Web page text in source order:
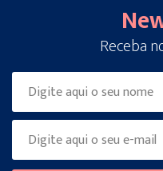
Receba